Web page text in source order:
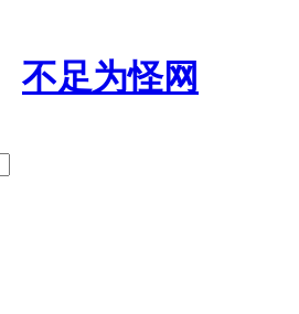
不足为怪网